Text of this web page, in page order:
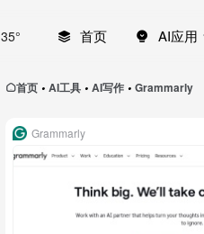
35° 首页 AI应用
首页 • AI工具 • AI写作 • Grammarly
Grammarly